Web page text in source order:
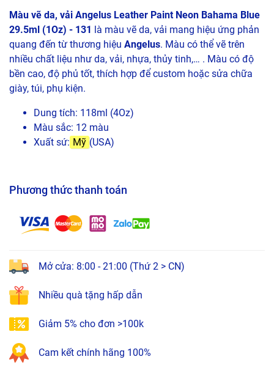
Màu vẽ da, vải Angelus Leather Paint Neon Bahama Blue
29.5ml (1Oz) - 131
là màu vẽ da, vải mang hiệu ứng phản
quang đến từ thương hiệu Angelus. Màu có thể vẽ trên
nhiều chất liệu như da, vải, nhựa, thủy tinh,… . Màu có độ
bền cao, độ phủ tốt, thích hợp để custom hoặc sửa chữa
giày, túi, phụ kiện.
Dung tích: 118ml (4Oz)
Màu sắc: 12 màu
Xuất sứ: Mỹ (USA)
Phương thức thanh toán
Mở cửa: 8:00 - 21:00 (Thứ 2 > CN)
Nhiều quà tặng hấp dẫn
Giảm 5% cho đơn >100k
Cam kết chính hãng 100%